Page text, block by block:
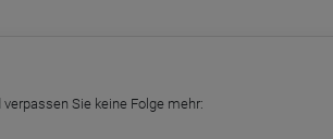
Sie keine Folge mehr: